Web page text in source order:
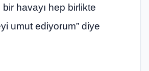
havayı hep birlikte
umut ediyorum” diye